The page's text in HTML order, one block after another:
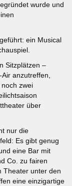
wurde und
ein Musical
Sitzplätzen –
anzutreffen,
zwei
über
nur die
Es gibt genug
eine Bar mit
Co. zu fairen
Theater unter den
eine einzigartige